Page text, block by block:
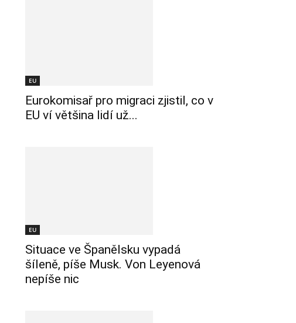
EU
Eurokomisař pro migraci zjistil, co v
EU ví většina lidí už...
EU
Situace ve Španělsku vypadá
šíleně, píše Musk. Von Leyenová
nepíše nic